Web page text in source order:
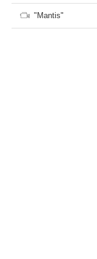
"Mantis"